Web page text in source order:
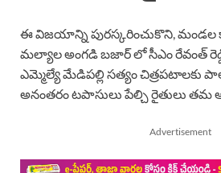
ఈ విజయాన్ని పురస్కరించుకొని, మండల
మల్యాల అంగడి బజార్ లో సీఎం రేవంత్
ఎమ్మెల్యే మేడిపల్లి సత్యం చిత్రపటాలకు
అనంతరం టపాసులు పేల్చి రైతులు తమ
Advertisement